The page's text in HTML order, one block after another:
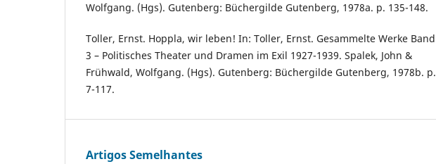
Wolfgang. (Hgs). Gutenberg: Büchergilde Gutenberg, 1978a. p. 135-148.
Toller, Ernst. Hoppla, wir leben! In: Toller, Ernst. Gesammelte Werke Band
3 – Politisches Theater und Dramen im Exil 1927-1939. Spalek, John &
Frühwald, Wolfgang. (Hgs). Gutenberg: Büchergilde Gutenberg, 1978b. p.
7-117.
Artigos Semelhantes